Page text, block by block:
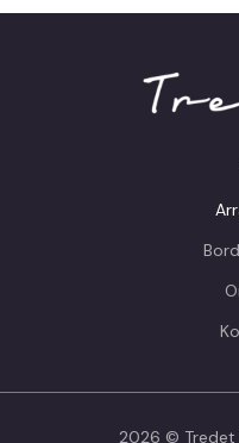
2026 © Tredet